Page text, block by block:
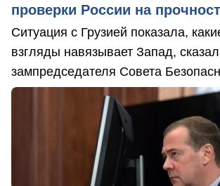
проверки России на
Ситуация с Грузией показала,
взгляды навязывает Запад, сказал
зампредседателя Совета